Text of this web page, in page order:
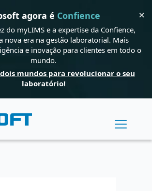
agora é Confience
do myLIMS e a expertise da Confience,
nova era na gestão laboratorial. Mais
e inovação para clientes em todo o
mundo.
mundos para revolucionar o seu
laboratório!
✕